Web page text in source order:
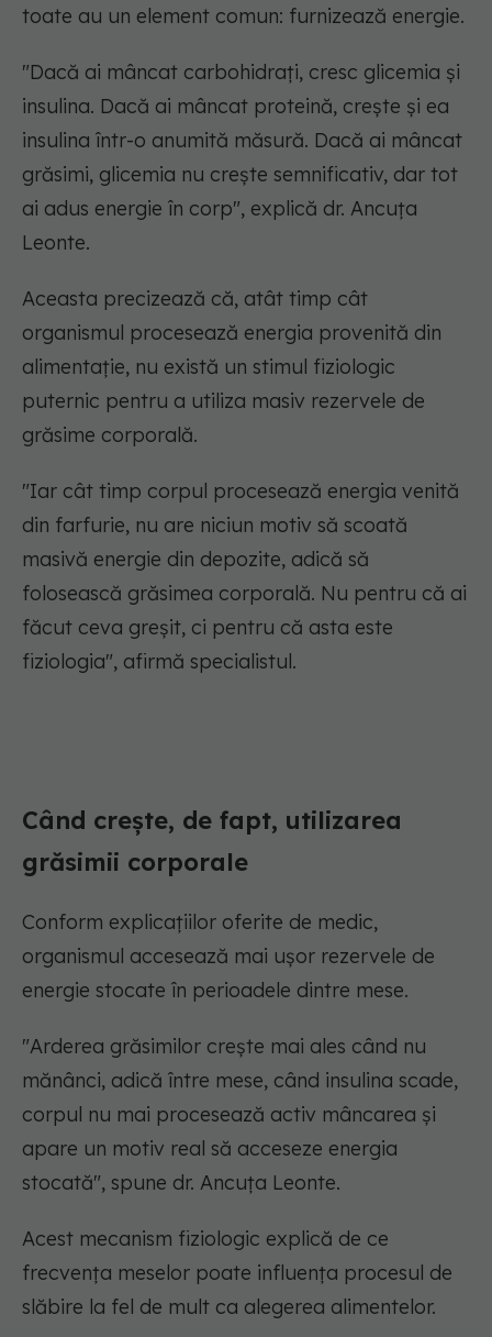
toate au un element comun: furnizează energie.
"Dacă ai mâncat carbohidrați, cresc glicemia și
insulina. Dacă ai mâncat proteină, crește și ea
insulina într-o anumită măsură. Dacă ai mâncat
grăsimi, glicemia nu crește semnificativ, dar tot
ai adus energie în corp", explică dr. Ancuța
Leonte.
Aceasta precizează că, atât timp cât
organismul procesează energia provenită din
alimentație, nu există un stimul fiziologic
puternic pentru a utiliza masiv rezervele de
grăsime corporală.
"Iar cât timp corpul procesează energia venită
din farfurie, nu are niciun motiv să scoată
masivă energie din depozite, adică să
folosească grăsimea corporală. Nu pentru că ai
făcut ceva greșit, ci pentru că asta este
fiziologia", afirmă specialistul.
Când crește, de fapt, utilizarea
grăsimii corporale
Conform explicațiilor oferite de medic,
organismul accesează mai ușor rezervele de
energie stocate în perioadele dintre mese.
"Arderea grăsimilor crește mai ales când nu
mănânci, adică între mese, când insulina scade,
corpul nu mai procesează activ mâncarea și
apare un motiv real să acceseze energia
stocată", spune dr. Ancuța Leonte.
Acest mecanism fiziologic explică de ce
frecvența meselor poate influența procesul de
slăbire la fel de mult ca alegerea alimentelor.